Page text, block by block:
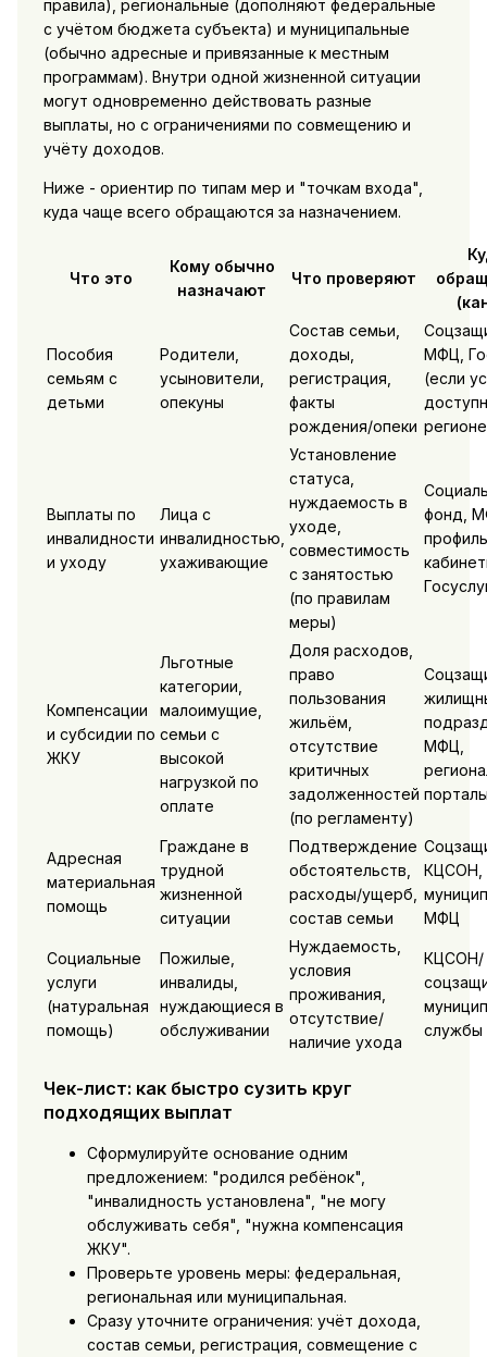
правила), региональные (дополняют федеральные
с учётом бюджета субъекта) и муниципальные
(обычно адресные и привязанные к местным
программам). Внутри одной жизненной ситуации
могут одновременно действовать разные
выплаты, но с ограничениями по совмещению и
учёту доходов.
Ниже - ориентир по типам мер и "точкам входа",
куда чаще всего обращаются за назначением.
Что это
Кому обычно
назначают
Что проверяют
Пособия
семьям с
детьми
Родители,
усыновители,
опекуны
Состав семьи,
доходы,
регистрация,
факты
рождения/опеки
МФЦ,
(если
Выплаты по
инвалидности
и уходу
Лица с
инвалидностью,
ухаживающие
Установление
статуса,
нуждаемость в
уходе,
совместимость
с занятостью
(по правилам
меры)
фонд,
Компенсации
и субсидии по
ЖКУ
Льготные
категории,
малоимущие,
семьи с
высокой
нагрузкой по
оплате
Доля расходов,
право
пользования
жильём,
отсутствие
критичных
задолженностей
(по регламенту)
МФЦ,
Адресная
материальная
помощь
Граждане в
трудной
жизненной
ситуации
Подтверждение
обстоятельств,
расходы/ущерб,
состав семьи
КЦСОН,
МФЦ
Социальные
услуги
(натуральная
помощь)
Пожилые,
инвалиды,
нуждающиеся в
обслуживании
Нуждаемость,
условия
проживания,
отсутствие/
наличие ухода
КЦСОН/
службы
Чек-лист: как быстро сузить круг
подходящих выплат
Сформулируйте основание одним
предложением: "родился ребёнок",
"инвалидность установлена", "не могу
обслуживать себя", "нужна компенсация
ЖКУ".
Проверьте уровень меры: федеральная,
региональная или муниципальная.
Сразу уточните ограничения: учёт дохода,
состав семьи, регистрация, совмещение с